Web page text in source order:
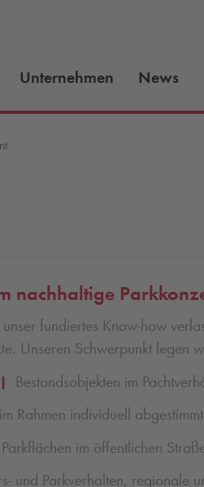
Unternehmen News
nachhaltige
fundiertes Know-how
Unseren Schwerpunkt legen
|
Bestandsobjekten im
Rahmen individuell
Parkflächen im öffentlichen
und Parkverhalten, regionale